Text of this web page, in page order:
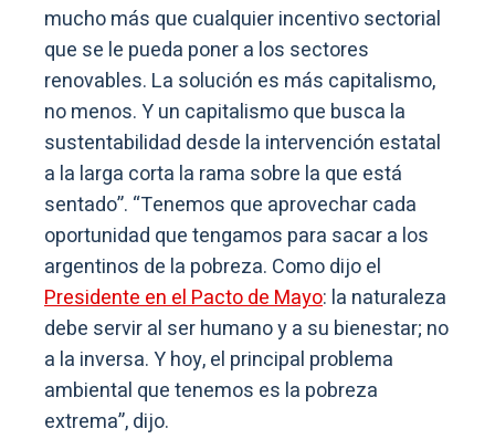
mucho más que cualquier incentivo sectorial
que se le pueda poner a los sectores
renovables. La solución es más capitalismo,
no menos. Y un capitalismo que busca la
sustentabilidad desde la intervención estatal
a la larga corta la rama sobre la que está
sentado”. “Tenemos que aprovechar cada
oportunidad que tengamos para sacar a los
argentinos de la pobreza. Como dijo el
Presidente en el Pacto de Mayo: la naturaleza
debe servir al ser humano y a su bienestar; no
a la inversa. Y hoy, el principal problema
ambiental que tenemos es la pobreza
extrema”, dijo.